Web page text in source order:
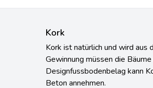
Kork
Kork ist natürlich und wird aus
Gewinnung müssen die
Designfussbodenbelag kann